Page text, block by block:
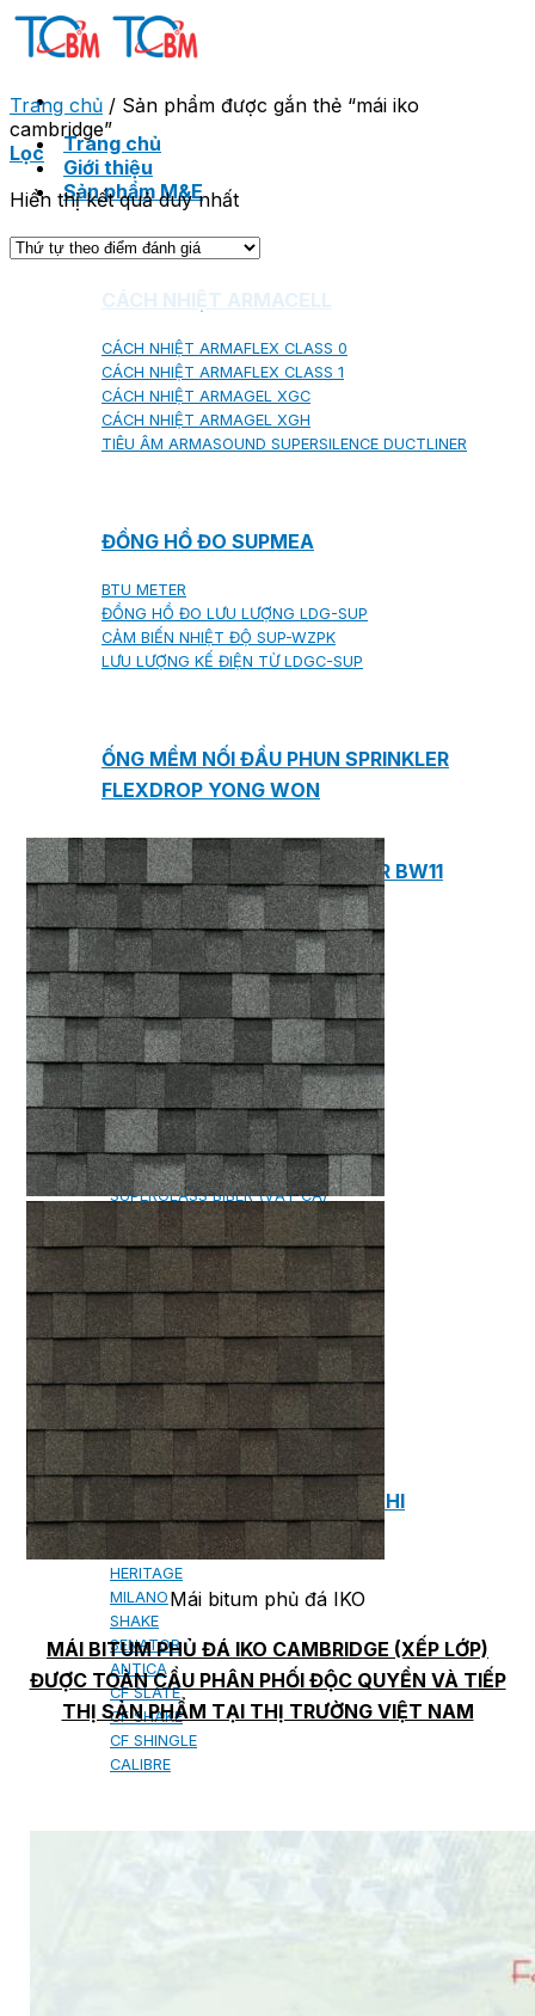
Skip
Trang chủ
Giới thiệu
Sản phẩm M&E
CÁCH NHIỆT ARMACELL
CÁCH NHIỆT ARMAFLEX CLASS 0
CÁCH NHIỆT ARMAFLEX CLASS 1
CÁCH NHIỆT ARMAGEL XGC
CÁCH NHIỆT ARMAGEL XGH
TIÊU ÂM ARMASOUND SUPERSILENCE DUCTLINER
ĐỒNG HỒ ĐO SUPMEA
BTU METER
ĐỒNG HỒ ĐO LƯU LƯỢNG LDG-SUP
CẢM BIẾN NHIỆT ĐỘ SUP-WZPK
LƯU LƯỢNG KẾ ĐIỆN TỪ LDGC-SUP
ỐNG MỀM NỐI ĐẦU PHUN SPRINKLER
FLEXDROP YONG WON
SƠN CHỐNG CHÁY FLAMEBAR BW11
RON CHỐNG CHÁY
KEO ACRYLIC SEALANT
Sản phẩm Kiến trúc
NGÓI BITUM PHỦ ĐÁ IKO
MARATHON (VIÊN GẠCH)
ARMOURSHIELD (TỔ ONG)
SUPERGLASS BIBER (VẢY CÁ)
CAMBRIDGE (XẾP LỚP)
CAMBRIDGE XTREME
DYNASTY
ARMOURSHAKE
CROWNE SLATE
ROYAL ESTATE
ROOF FAST CAP
PHỤ KIỆN
NGÓI THÉP PHỦ ĐÁ DECRA AHI
CLASSIC
HERITAGE
MILANO
SHAKE
SENATOR
ANTICA
CF SLATE
CF SHAKE
CF SHINGLE
CALIBRE
Trang chủ / Sản phẩm được gắn thẻ “mái iko
cambridge”
Lọc
Hiển thị kết quả duy nhất
Mái bitum phủ đá IKO
MÁI BITUM PHỦ ĐÁ IKO CAMBRIDGE (XẾP LỚP)
ĐƯỢC TOÀN CẦU PHÂN PHỐI ĐỘC QUYỀN VÀ TIẾP
THỊ SẢN PHẨM TẠI THỊ TRƯỜNG VIỆT NAM